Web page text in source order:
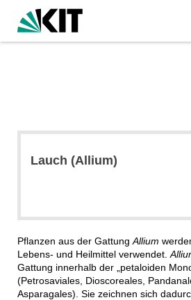
Lauch (Allium)
Pflanzen aus der Gattung Allium
Lebens- und Heilmittel verwendet.
Gattung innerhalb der „petaloiden
(Petrosaviales, Dioscoreales,
Asparagales). Sie zeichnen sich